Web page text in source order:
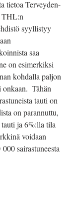
tietoa Terveyden-
THL:n
syyllistyy
saa
on esimerkiksi
kohdalla paljon
Tähän
tauti on
on parannuttu,
ja 6%:lla tila
voidaan
sairastuneesta